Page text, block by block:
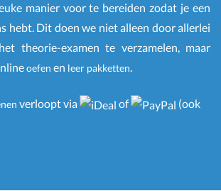
manier voor te bereiden zodat je een
hebt. Dit doen we niet alleen door allerlei
theorie-examen te verzamelen, maar
oefen en leer pakketten.
verloopt via of
(ook